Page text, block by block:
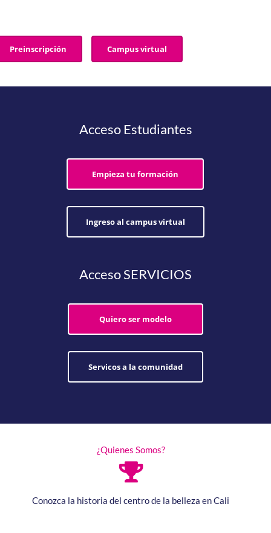
Preinscripción Campus virtual
Acceso Estudiantes
Empieza tu formación
Ingreso al campus virtual
Acceso SERVICIOS
Quiero ser modelo
Servicos a la comunidad
¿Quienes Somos?
Conozca la historia del centro de la belleza en Cali